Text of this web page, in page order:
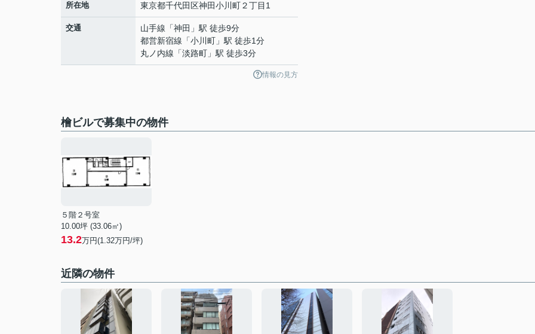
所在地 東京都千代田区神田小川町２丁目1
交通 山手線 「神田 」駅 徒歩9分
都営新宿線 「小川町 」駅 徒歩1分
丸ノ内線 「淡路町 」駅 徒歩3分
情報の見方
檜ビルで募集中の物件
５階２号室
10.00坪 (33.06㎡)
13.2万円(1.32万円/坪)
近隣の物件